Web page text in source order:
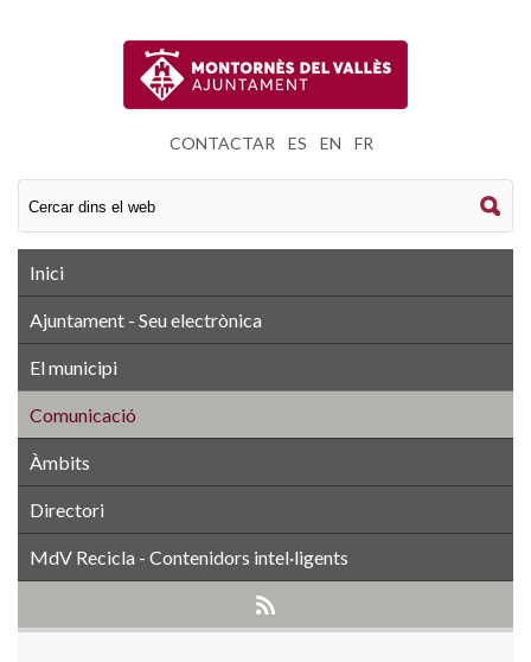
CONTACTAR ES EN FR
Inici
Ajuntament - Seu electrònica
El municipi
Comunicació
Àmbits
Directori
MdV Recicla - Contenidors intel·ligents